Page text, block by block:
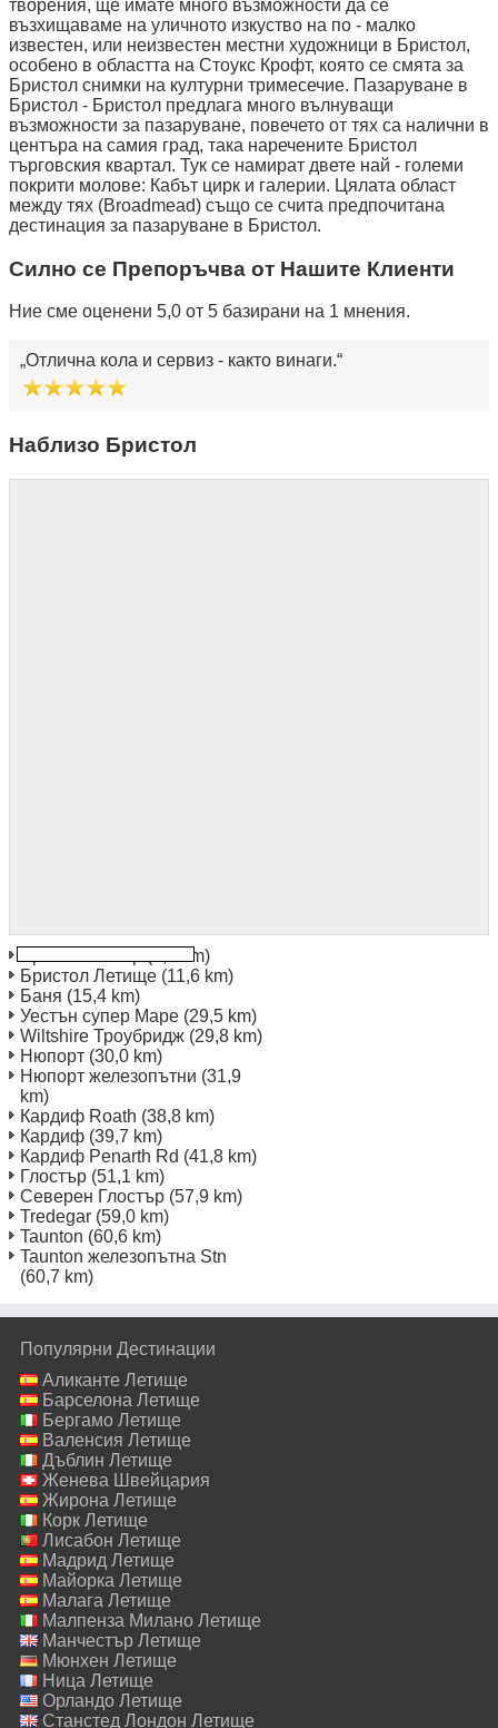
творения, ще имате много възможности да се
възхищаваме на уличното изкуство на по - малко
известен, или неизвестен местни художници в Бристол,
особено в областта на Стоукс Крофт, която се смята за
Бристол снимки на културни тримесечие. Пазаруване в
Бристол - Бристол предлага много вълнуващи
възможности за пазаруване, повечето от тях са налични в
центъра на самия град, така наречените Бристол
търговския квартал. Тук се намират двете най - големи
покрити молове: Кабът цирк и галерии. Цялата област
между тях (Broadmead) също се счита предпочитана
дестинация за пазаруване в Бристол.
Силно се Препоръчва от Нашите Клиенти
Ние сме оценени 5,0 от 5 базирани на 1 мнения.
Отлична кола и сервиз - както винаги.
Наблизо Бристол
(5,9 km)
Бристол Летище (11,6 km)
Баня (15,4 km)
Уестън супер Маре (29,5 km)
Wiltshire Троубридж (29,8 km)
Нюпорт (30,0 km)
Нюпорт железопътни (31,9
km)
Кардиф Roath (38,8 km)
Кардиф (39,7 km)
Кардиф Penarth Rd (41,8 km)
Глостър (51,1 km)
Северен Глостър (57,9 km)
Tredegar (59,0 km)
Taunton (60,6 km)
Taunton железопътна Stn
(60,7 km)
Популярни Дестинации
Аликанте Летище
Барселона Летище
Бергамо Летище
Валенсия Летище
Дъблин Летище
Женева Швейцария
Летище
Жирона Летище
Корк Летище
Лисабон Летище
Мадрид Летище
Майорка Летище
Малага Летище
Малпенза Милано Летище
Манчестър Летище
Мюнхен Летище
Ница Летище
Орландо Летище
Станстед Лондон Летище